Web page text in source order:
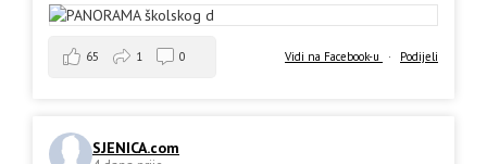
Vidi na Facebook-u · Podijeli
65 1 0
SJENICA.com